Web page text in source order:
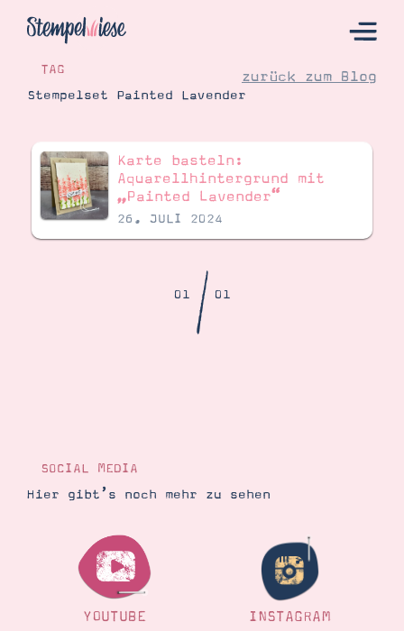
Hier Starten
Katalog
Bestellen
Kontakt
Produkte erklärt
Über mich
Über Stampin’ Up!
TAG
Stempelset Painted Lavender
zurück zum Blog
Karte basteln:
Aquarellhintergrund mit
„Painted Lavender“
26. JULI 2024
01/01
SOCIAL MEDIA
Hier gibt’s noch mehr zu sehen
YOUTUBE INSTAGRAM